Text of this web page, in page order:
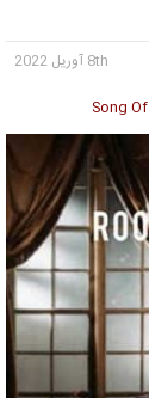
8th آوریل 2022
Song Of